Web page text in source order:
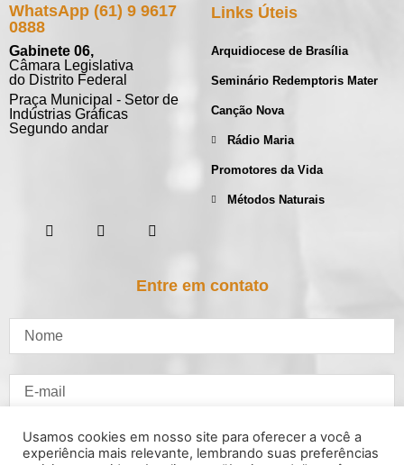
WhatsApp (61) 9 9617
0888
Gabinete 06,
Câmara Legislativa
do Distrito Federal
Praça Municipal - Setor de
Indústrias Gráficas
Segundo andar
Links Úteis
Arquidiocese de Brasília
Seminário Redemptoris Mater
Canção Nova
Rádio Maria
Promotores da Vida
Métodos Naturais
Entre em contato
Usamos cookies em nosso site para oferecer a você a
experiência mais relevante, lembrando suas preferências